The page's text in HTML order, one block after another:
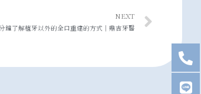
NEXT
鐘了解植牙以外的全口重建的方式│鼎吉牙醫